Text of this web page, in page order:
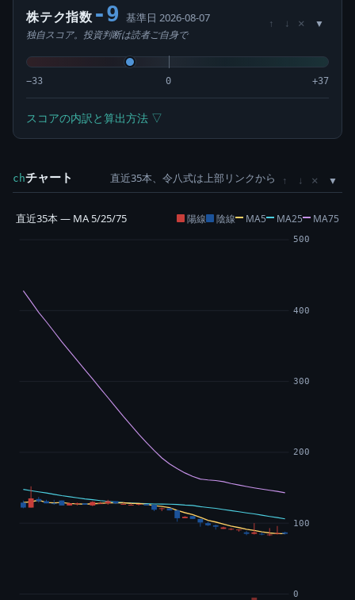
株テク指数 -9 基準日 2026-08-07
独自スコア。投資判断は読者ご自身で
↑ ↓ ×
−33 0 +37
スコアの内訳と算出方法 ▽
chチャート 直近35本、令八式は上部リンクから ↑ ↓ ×
直近35本 — MA 5/25/75 陽線 陰線 MA5 MA25 MA75
0
100
200
300
400
500